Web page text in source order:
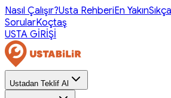
Nasıl Çalışır?Usta RehberiEn Yakın
SorularKoçtaş
USTA GİRİŞİ
Ustadan Teklif Al